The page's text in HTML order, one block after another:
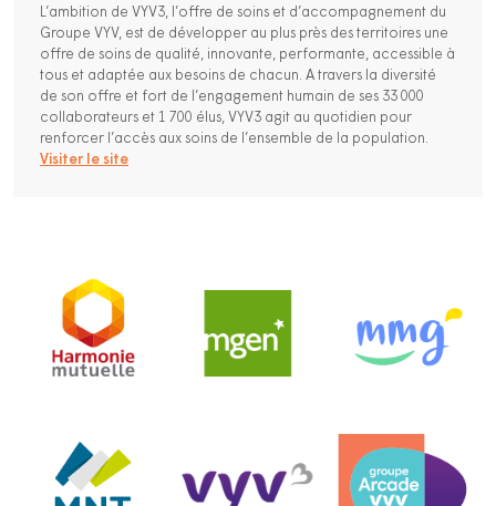
L’ambition de VYV3, l’offre de soins et d’accompagnement du
Groupe VYV, est de développer au plus près des territoires une
offre de soins de qualité, innovante, performante, accessible à
tous et adaptée aux besoins de chacun. A travers la diversité
de son offre et fort de l’engagement humain de ses 33 000
collaborateurs et 1 700 élus, VYV3 agit au quotidien pour
renforcer l’accès aux soins de l’ensemble de la population.
Visiter le site